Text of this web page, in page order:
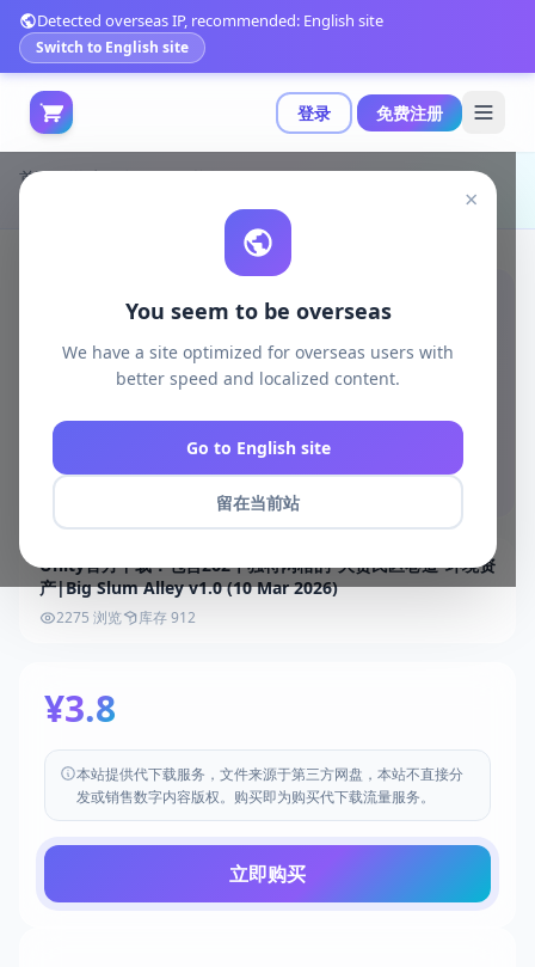
登录 免费注册
Detected overseas IP, recommended: English site
Switch to English site
×
You seem to be overseas
We have a site optimized for overseas users with
better speed and localized content.
Go to English site
留在当前站
首页 游戏开发 unity资源
Unity 3D-Models
Unity官方下载：包含262个独特网格的“大贫民区巷道”环境资
产|Big Slum Alley v1.0 (10 Mar 2026)
2275 浏览 库存 912
¥3.8
本站提供代下载服务，文件来源于第三方网盘，本站不直接分
发或销售数字内容版权。购买即为购买代下载流量服务。
立即购买